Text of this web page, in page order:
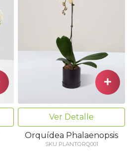
Ver Detalle
Orquídea Phalaenopsis
SKU PLANTORQ001